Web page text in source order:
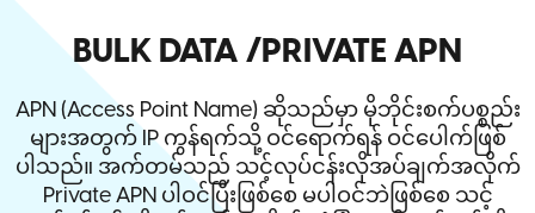
BULK DATA /PRIVATE APN
APN (Access Point Name) ဆိုသည်မှာ မိုဘိုင်းစက်ပစ္စည်း
များအတွက် IP ကွန်ရက်သို့ ဝင်ရောက်ရန် ဝင်ပေါက်ဖြစ်
ပါသည်။ အက်တမ်သည် သင့်လုပ်ငန်းလိုအပ်ချက်အလိုက်
Private APN ပါဝင်ပြီးဖြစ်စေ မပါဝင်ဘဲဖြစ်စေ သင့်